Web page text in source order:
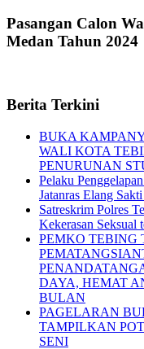
Pasangan Calon
Medan Tahun 2024
Berita Terkini
BUKA
WALI KOTA
PENURUNAN
Pelaku
Jatanras Elang
Satreskrim Polres
Kekerasan Seksual
PEMKO TEBING
DAYA, HEMAT
BULAN
PAGELARAN
TAMPILKAN
SENI